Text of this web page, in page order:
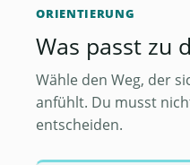
ORIENTIERUNG
Was passt zu
Wähle den Weg, der
anfühlt. Du musst
entscheiden.